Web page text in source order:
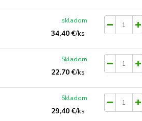
34,40 €/ks
skladom
22,70 €/ks
Skladom
29,40 €/ks
Skladom